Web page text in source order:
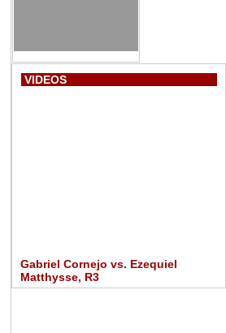
VIDEOS
Gabriel Cornejo vs. Ezequiel
Matthysse, R3